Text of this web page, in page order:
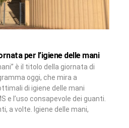
per l’igiene delle mani
è il titolo della giornata di
oggi, che mira a
di igiene delle mani
e l’uso consapevole dei guanti.
a volte. Igiene delle mani,